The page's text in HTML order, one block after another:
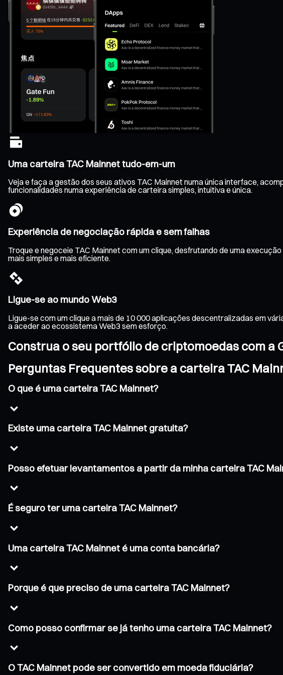
Uma carteira TAC Mainnet tudo-em-um
Veja e faça a gestão dos seus ativos TAC Mainnet numa única interface,
funcionalidades numa experiência de carteira simples, intuitiva e única.
Experiência de negociação rápida e sem falhas
Troque e negoceie TAC Mainnet com um clique, desfrutando de uma
mais simples e mais eficiente.
Ligue-se ao mundo Web3
Ligue-se com um clique a mais de 10 000 aplicações descentralizadas em
a aceder ao ecossistema Web3 sem esforço.
Construa o seu portfólio de criptomoedas com a
Perguntas Frequentes sobre a carteira TAC
O que é uma carteira TAC Mainnet?
Existe uma carteira TAC Mainnet gratuita?
Posso efetuar levantamentos a partir da minha carteira TAC
É seguro ter uma carteira TAC Mainnet?
Uma carteira TAC Mainnet é uma conta bancária?
Porque é que preciso de uma carteira TAC Mainnet?
Como posso confirmar se já tenho uma carteira TAC Mainnet?
O TAC Mainnet pode ser convertido em moeda fiduciária?